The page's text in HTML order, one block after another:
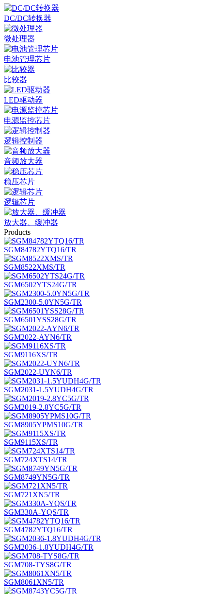
DC/DC转换器
微处理器
电池管理芯片
比较器
LED驱动器
电源监控芯片
逻辑控制器
音频放大器
稳压芯片
逻辑芯片
放大器、缓冲器
Products
SGM84782YTQ16/TR
SGM8522XMS/TR
SGM6502YTS24G/TR
SGM2300-5.0YN5G/TR
SGM6501YSS28G/TR
SGM2022-AYN6/TR
SGM9116XS/TR
SGM2022-UYN6/TR
SGM2031-1.5YUDH4G/TR
SGM2019-2.8YC5G/TR
SGM8905YPMS10G/TR
SGM9115XS/TR
SGM724XTS14/TR
SGM8749YN5G/TR
SGM721XN5/TR
SGM330A-YQS/TR
SGM4782YTQ16/TR
SGM2036-1.8YUDH4G/TR
SGM708-TYS8G/TR
SGM8061XN5/TR